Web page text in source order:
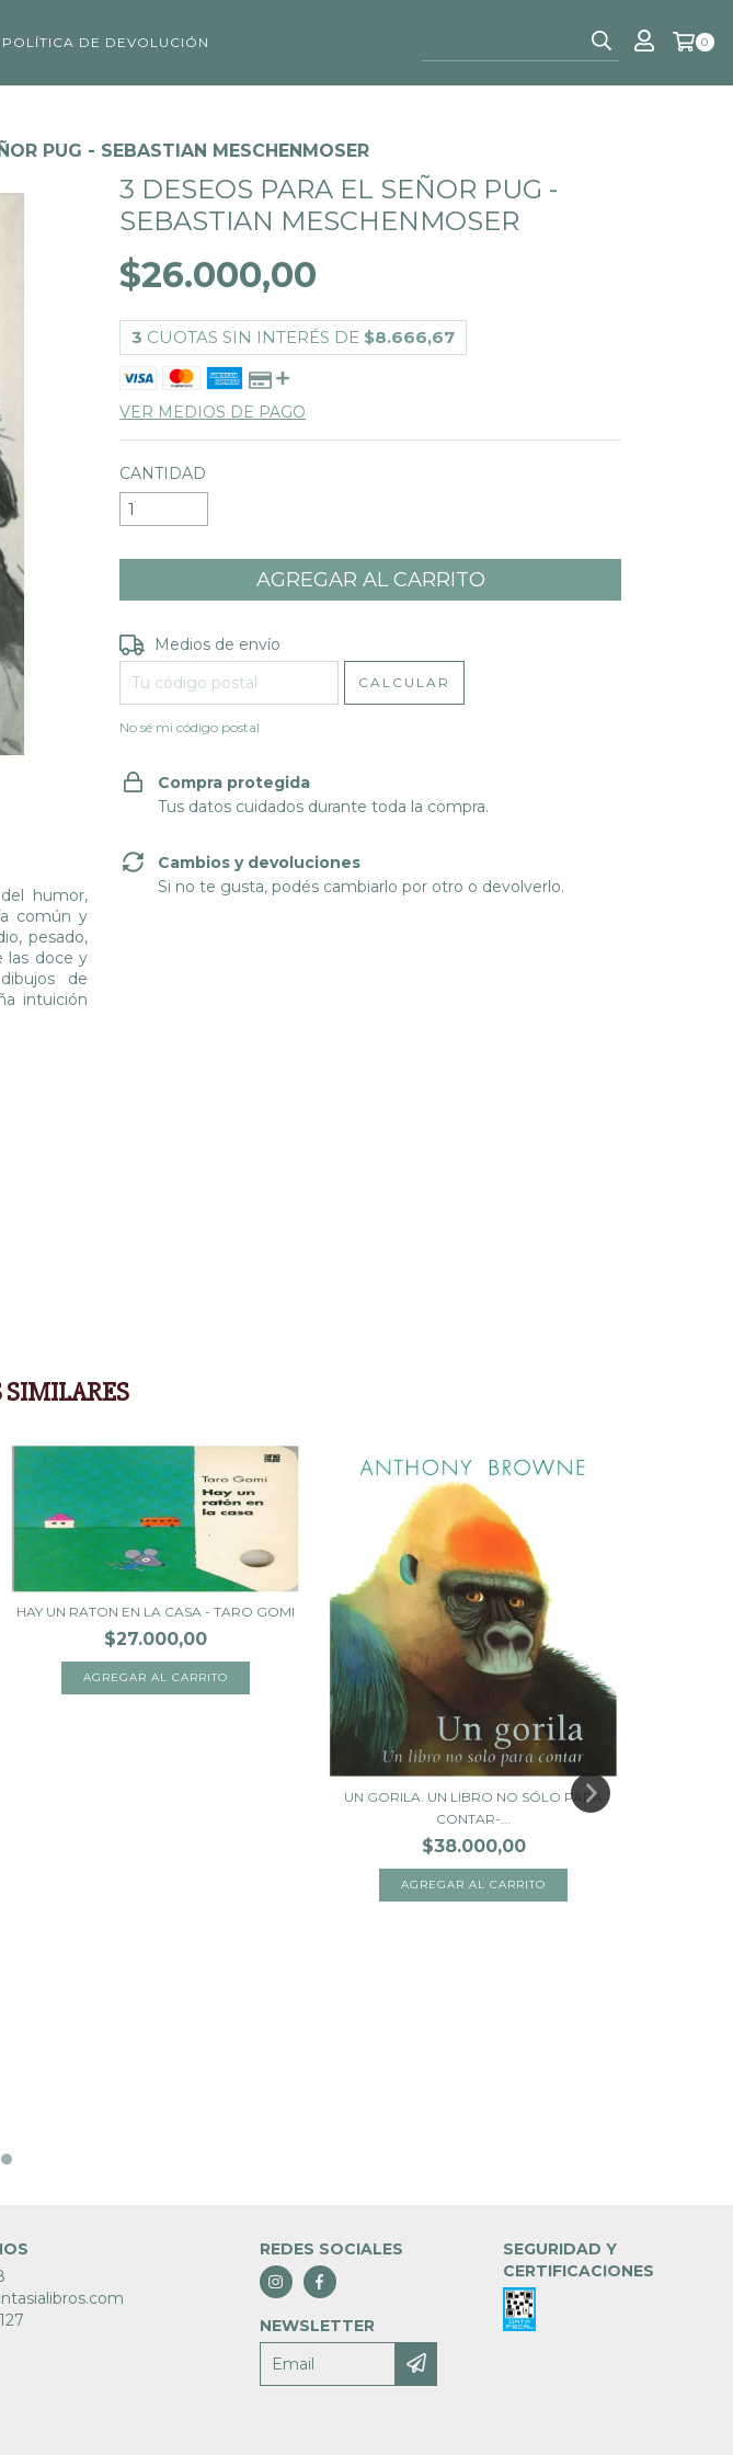
POLÍTICA DE DEVOLUCIÓN 0
PUG - SEBASTIAN MESCHENMOSER
humor,
común y
pesado,
las doce y
de
intuición
3 DESEOS PARA EL SEÑOR PUG -
SEBASTIAN MESCHENMOSER
$26.000,00
3 CUOTAS SIN INTERÉS DE $8.666,67
VER MEDIOS DE PAGO
CANTIDAD
Entregas para el CP:
Medios de envío
CALCULAR
No sé mi código postal
Compra protegida
Tus datos cuidados durante toda la compra.
Cambios y devoluciones
Si no te gusta, podés cambiarlo por otro o devolverlo.
SIMILARES
HAY UN RATON EN LA CASA - TARO GOMI
$27.000,00
UN GORILA. UN LIBRO NO SÓLO PARA
CONTAR-...
$38.000,00
REDES SOCIALES
NEWSLETTER
SEGURIDAD Y
CERTIFICACIONES